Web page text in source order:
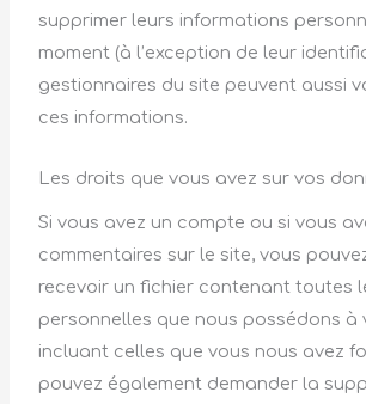
supprimer leurs informations
moment (à l’exception de leur
gestionnaires du site peuvent aussi
ces informations.
Les droits que vous avez sur vos
Si vous avez un compte ou si vous
commentaires sur le site, vous
recevoir un fichier contenant toutes
personnelles que nous possédons à
incluant celles que vous nous avez
pouvez également demander la